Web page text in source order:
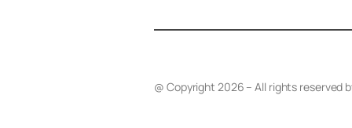
@ Copyright 2026 – All rights reserved